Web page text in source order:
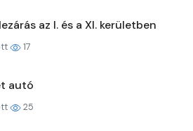
az I. és a XI. kerületben
17
autó
25